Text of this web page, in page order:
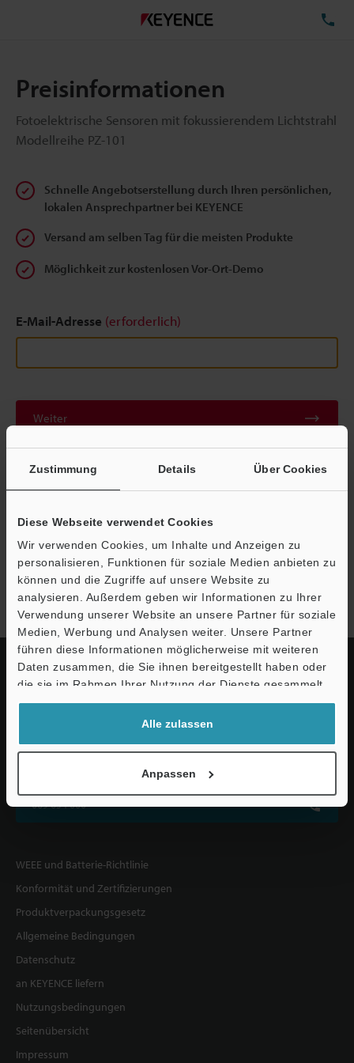
Zustimmung Details Über Cookies
Diese Webseite verwendet Cookies
Wir verwenden Cookies, um Inhalte und Anzeigen zu
personalisieren, Funktionen für soziale Medien anbieten zu
können und die Zugriffe auf unsere Website zu
analysieren. Außerdem geben wir Informationen zu Ihrer
Verwendung unserer Website an unsere Partner für soziale
Medien, Werbung und Analysen weiter. Unsere Partner
führen diese Informationen möglicherweise mit weiteren
Daten zusammen, die Sie ihnen bereitgestellt haben oder
die sie im Rahmen Ihrer Nutzung der Dienste gesammelt
haben.
Alle zulassen
Anpassen
Preisinformationen
Fotoelektrische Sensoren mit fokussierendem Lichtstrahl
Modellreihe PZ-101
Schnelle Angebotserstellung durch Ihren persönlichen,
lokalen Ansprechpartner bei KEYENCE
Versand am selben Tag für die meisten Produkte
Möglichkeit zur kostenlosen Vor-Ort-Demo
E-Mail-Adresse (erforderlich)
Weiter
Datenschutz ist uns wichtig - Ihre Daten werden niemals
weitergegeben.
Datenschutz
Modellreihe PZ-101
De-Saint-Exupéry-Straße 3, 60549 Frankfurt am Main, Deutschland
069 654 000
WEEE und Batterie-Richtlinie
Konformität und Zertifizierungen
Produktverpackungsgesetz
Allgemeine Bedingungen
Datenschutz
an KEYENCE liefern
Nutzungsbedingungen
Seitenübersicht
Impressum